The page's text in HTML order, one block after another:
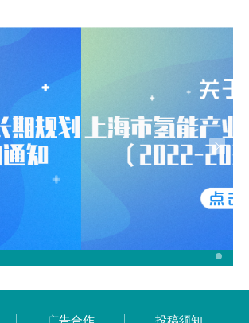
广告合作 投稿须知